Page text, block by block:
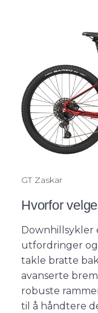
GT Zaskar
Hvorfor
Downhillsykler
utfordringer og
takle bratte
avanserte
robuste
til å håndtere